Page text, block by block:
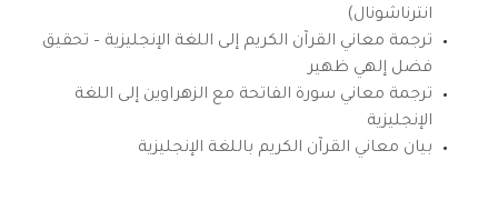
انترناشونال)
ترجمة معاني القرآن الكريم إلى اللغة الإنجليزية – تحقيق
فضل إلهي ظهير
ترجمة معاني سورة الفاتحة مع الزهراوين إلى اللغة
الإنجليزية
بيان معاني القرآن الكريم باللغة الإنجليزية